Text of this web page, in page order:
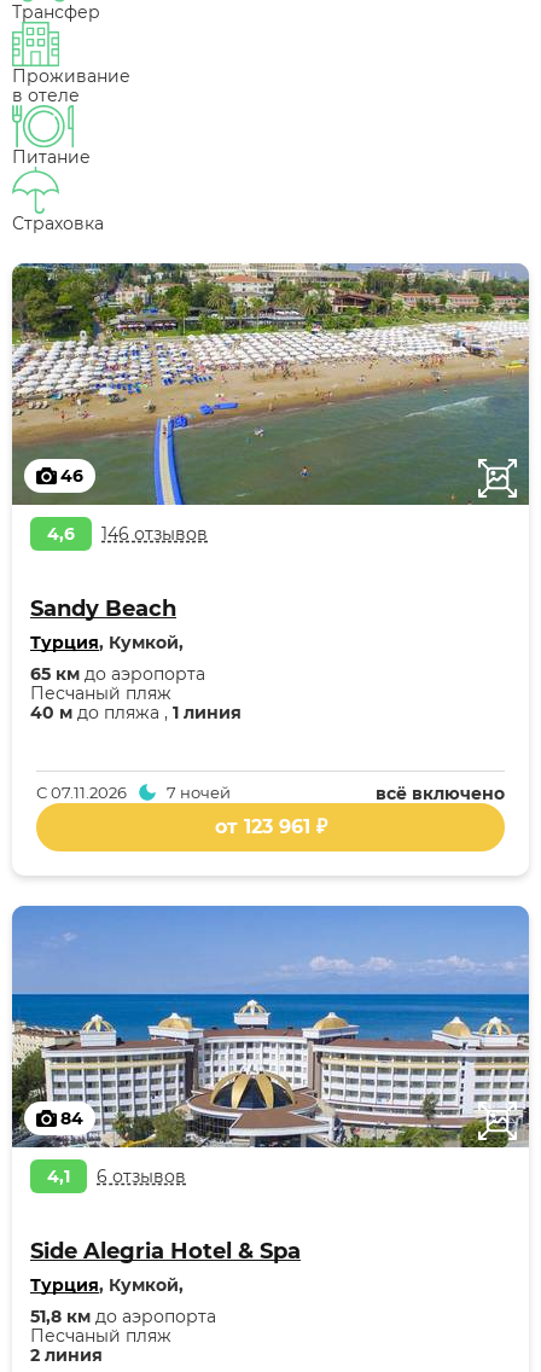
Трансфер
Проживание
в отеле
Питание
Страховка
46
4,6 146 отзывов
Sandy Beach
Турция, Кумкой,
40 м до пляжа , 1 линия
Песчаный пляж
65 км до аэропорта
всё включено
С07.11.2026 7 ночей
от 123 961 ₽
84
4,1 6 отзывов
Side Alegria Hotel & Spa
Турция, Кумкой,
2 линия
Песчаный пляж
51,8 км до аэропорта